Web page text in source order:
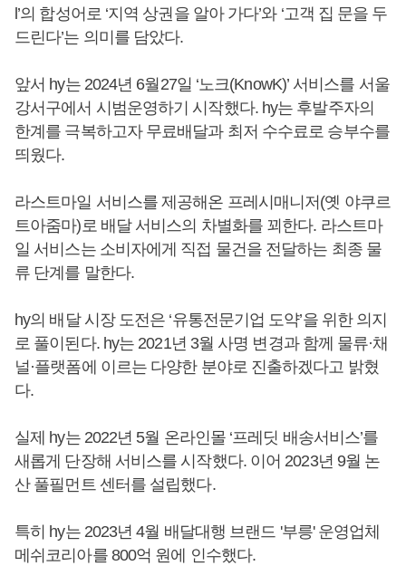
l’의 합성어로 ‘지역 상권을 알아 가다’와 ‘고객 집 문을 두
드린다’는 의미를 담았다.
앞서 hy는 2024년 6월27일 ‘노크(KnowK)’ 서비스를 서울
강서구에서 시범운영하기 시작했다. hy는 후발주자의
한계를 극복하고자 무료배달과 최저 수수료로 승부수를
띄웠다.
라스트마일 서비스를 제공해온 프레시매니저(옛 야쿠르
트아줌마)로 배달 서비스의 차별화를 꾀한다. 라스트마
일 서비스는 소비자에게 직접 물건을 전달하는 최종 물
류 단계를 말한다.
hy의 배달 시장 도전은 ‘유통전문기업 도약’을 위한 의지
로 풀이된다. hy는 2021년 3월 사명 변경과 함께 물류·채
널·플랫폼에 이르는 다양한 분야로 진출하겠다고 밝혔
다.
실제 hy는 2022년 5월 온라인몰 ‘프레딧 배송서비스’를
새롭게 단장해 서비스를 시작했다. 이어 2023년 9월 논
산 풀필먼트 센터를 설립했다.
특히 hy는 2023년 4월 배달대행 브랜드 '부릉' 운영업체
메쉬코리아를 800억 원에 인수했다.